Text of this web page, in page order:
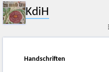
KdiH
Handschriften